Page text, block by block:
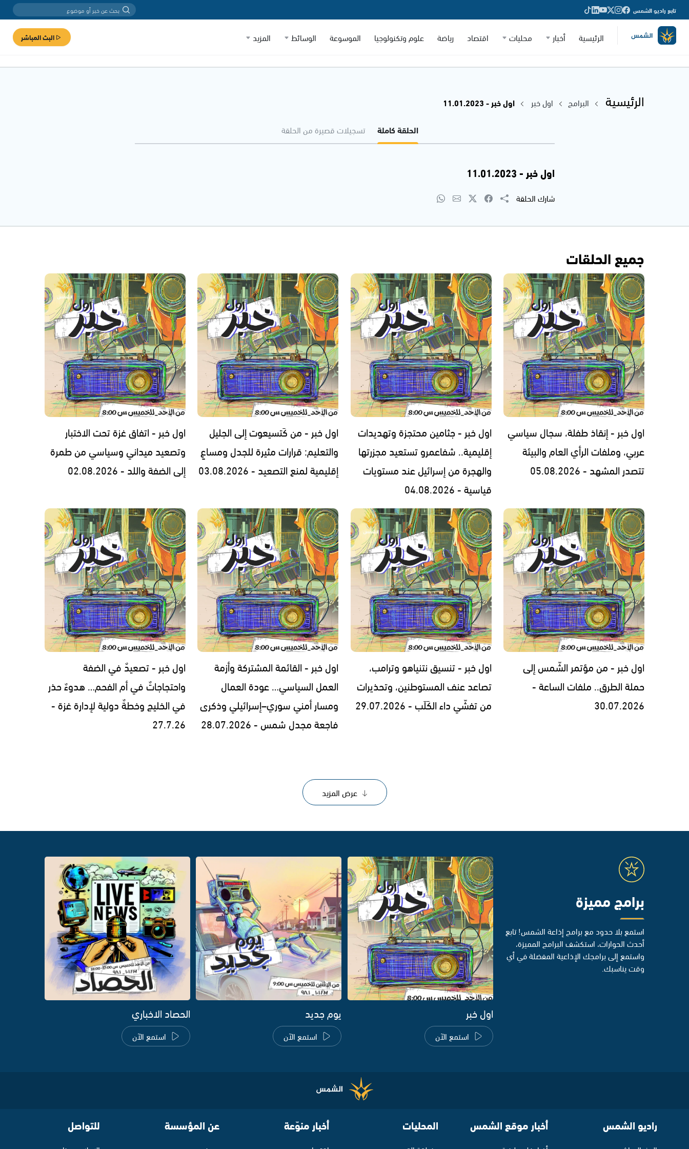
تابع راديو الشمس
الرئيسية أخبار محليات اقتصاد رياضة علوم وتكنولوجيا الموسوعة الوسائط المزيد البث المباشر
الرئيسية البرامج اول خبر
اول خبر - 11.01.2023
الحلقة كاملة
تسجيلات قصيرة من الحلقة
اول خبر - 11.01.2023
شارك الحلقة
جميع الحلقات
اول خبر - إنقاذ طفلة، سجال سياسي
عربي، وملفات الرأي العام والبيئة
تتصدر المشهد - 05.08.2026
اول خبر - جثامين محتجزة وتهديدات
إقليمية.. شفاعمرو تستعيد مجزرتها
والهجرة من إسرائيل عند مستويات
قياسية - 04.08.2026
اول خبر - من كَتسيعوت إلى الجليل
والتعليم: قرارات مثيرة للجدل ومساعٍ
إقليمية لمنع التصعيد - 03.08.2026
اول خبر - اتفاق غزة تحت الاختبار
وتصعيد ميداني وسياسي من طمرة
إلى الضفة واللد - 02.08.2026
اول خبر - من مؤتمر الشّمس إلى
حملة الطرق.. ملفات الساعة -
30.07.2026
اول خبر - تنسيق نتنياهو وترامب،
تصاعد عنف المستوطنين، وتحذيرات
من تفشّي داء الكَلَب - 29.07.2026
اول خبر - القائمة المشتركة وأزمة
العمل السياسي… عودة العمال
ومسار أمني سوري–إسرائيلي وذكرى
فاجعة مجدل شمس - 28.07.2026
اول خبر - تصعيدٌ في الضفة
واحتجاجاتٌ في أم الفحم… هدوءٌ حذر
في الخليج وخطةٌ دولية لإدارة غزة -
27.7.26
عرض المزيد
برامج مميزة
استمع بلا حدود مع برامج إذاعة الشمس! تابع
أحدث الحوارات، استكشف البرامج المميزة،
واستمع إلى برامجك الإذاعية المفضلة في أي
وقت يناسبك.
اول خبر
استمع الآن
يوم جديد
استمع الآن
الحصاد الاخباري
استمع الآن
راديو الشمس أخبار موقع الشمس المحليات أخبار منوّعة عن المؤسسة للتواصل